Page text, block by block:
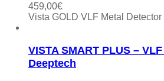
459,00€
Vista GOLD VLF Metal
VISTA SMART PLUS –
Deeptech